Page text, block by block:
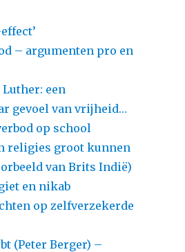
– argumenten pro en
een
gevoel van vrijheid…
op school
religies groot kunnen
van Brits Indië)
en nikab
op zelfverzekerde
(Peter Berger) –